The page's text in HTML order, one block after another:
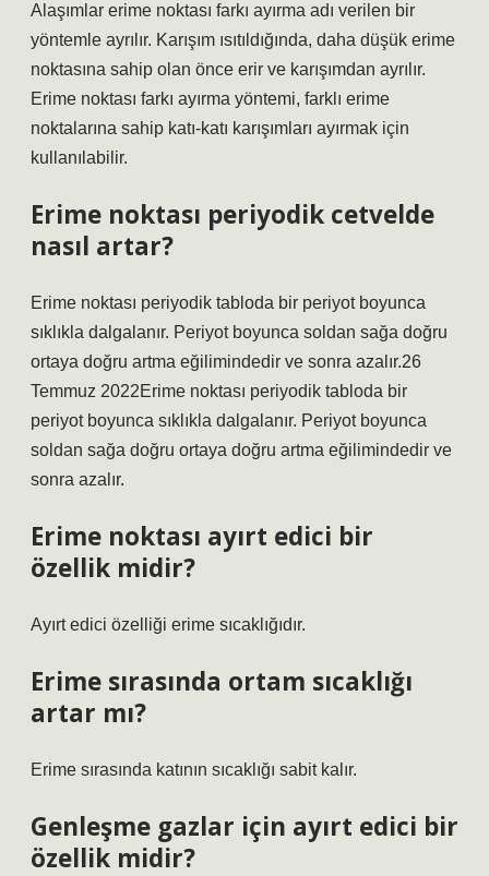
Alaşımlar erime noktası farkı ayırma adı verilen bir
yöntemle ayrılır. Karışım ısıtıldığında, daha düşük erime
noktasına sahip olan önce erir ve karışımdan ayrılır.
Erime noktası farkı ayırma yöntemi, farklı erime
noktalarına sahip katı-katı karışımları ayırmak için
kullanılabilir.
Erime noktası periyodik cetvelde
nasıl artar?
Erime noktası periyodik tabloda bir periyot boyunca
sıklıkla dalgalanır. Periyot boyunca soldan sağa doğru
ortaya doğru artma eğilimindedir ve sonra azalır.26
Temmuz 2022Erime noktası periyodik tabloda bir
periyot boyunca sıklıkla dalgalanır. Periyot boyunca
soldan sağa doğru ortaya doğru artma eğilimindedir ve
sonra azalır.
Erime noktası ayırt edici bir
özellik midir?
Ayırt edici özelliği erime sıcaklığıdır.
Erime sırasında ortam sıcaklığı
artar mı?
Erime sırasında katının sıcaklığı sabit kalır.
Genleşme gazlar için ayırt edici bir
özellik midir?